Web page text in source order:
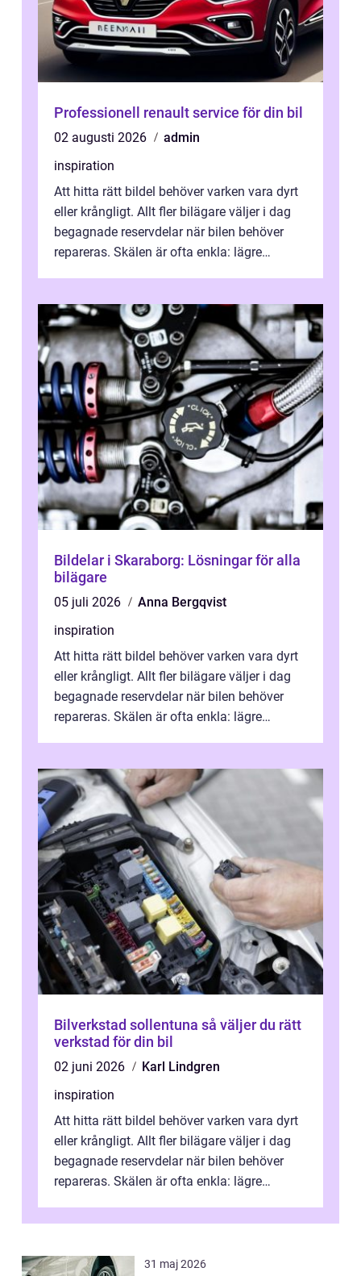
Professionell renault service för din bil
02 augusti 2026
admin
inspiration
Att hitta rätt bildel behöver varken vara dyrt
eller krångligt. Allt fler bilägare väljer i dag
begagnade reservdelar när bilen behöver
repareras. Skälen är ofta enkla: lägre
Bildelar i Skaraborg: Lösningar för alla
bilägare
05 juli 2026
Anna Bergqvist
inspiration
Att hitta rätt bildel behöver varken vara dyrt
eller krångligt. Allt fler bilägare väljer i dag
begagnade reservdelar när bilen behöver
repareras. Skälen är ofta enkla: lägre
Bilverkstad sollentuna så väljer du rätt
verkstad för din bil
02 juni 2026
Karl Lindgren
inspiration
Att hitta rätt bildel behöver varken vara dyrt
eller krångligt. Allt fler bilägare väljer i dag
begagnade reservdelar när bilen behöver
repareras. Skälen är ofta enkla: lägre
31 maj 2026